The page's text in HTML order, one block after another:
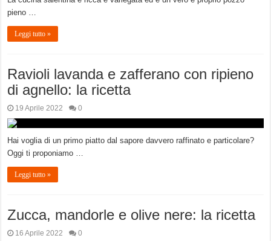
pieno …
Leggi tutto »
Ravioli lavanda e zafferano con ripieno
di agnello: la ricetta
19 Aprile 2022 0
Hai voglia di un primo piatto dal sapore davvero raffinato e particolare?
Oggi ti proponiamo …
Leggi tutto »
Zucca, mandorle e olive nere: la ricetta
16 Aprile 2022 0